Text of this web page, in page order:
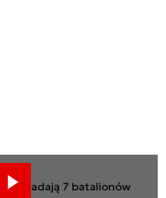
posiadają 7 batalionów